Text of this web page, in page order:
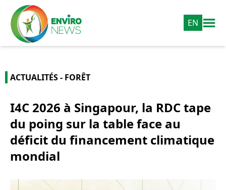
EN
ACTUALITÉS - FORÊT
I4C 2026 à Singapour, la RDC tape
du poing sur la table face au
déficit du financement climatique
mondial